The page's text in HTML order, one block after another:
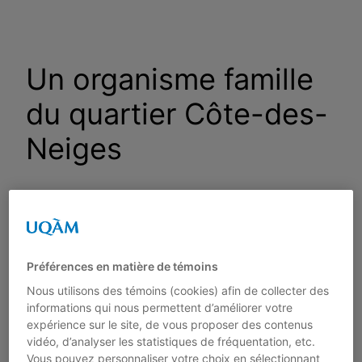
Un organisme famille
du quartier Côte-des-
Neiges
UNE ANALYSE DE TYPE MONOGRAPHIQUE
par Fannie Brunet et Valérie Chamberland
Sous la direction de Lucie Dumais
Cahier 08-02 – Avril 2008 – 57 pages
Cette recherche, de nature évaluative, s’intéresse
Préférences en matière de témoins
Nous utilisons des témoins (cookies) afin de collecter des
informations qui nous permettent d’améliorer votre
expérience sur le site, de vous proposer des contenus
vidéo, d’analyser les statistiques de fréquentation, etc.
Vous pouvez personnaliser votre choix en sélectionnant